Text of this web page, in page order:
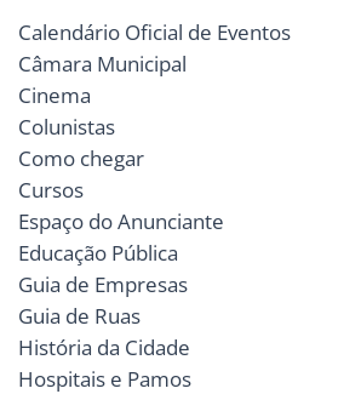
Calendário Oficial de Eventos
Câmara Municipal
Cinema
Colunistas
Como chegar
Cursos
Espaço do Anunciante
Educação Pública
Guia de Empresas
Guia de Ruas
História da Cidade
Hospitais e Pamos